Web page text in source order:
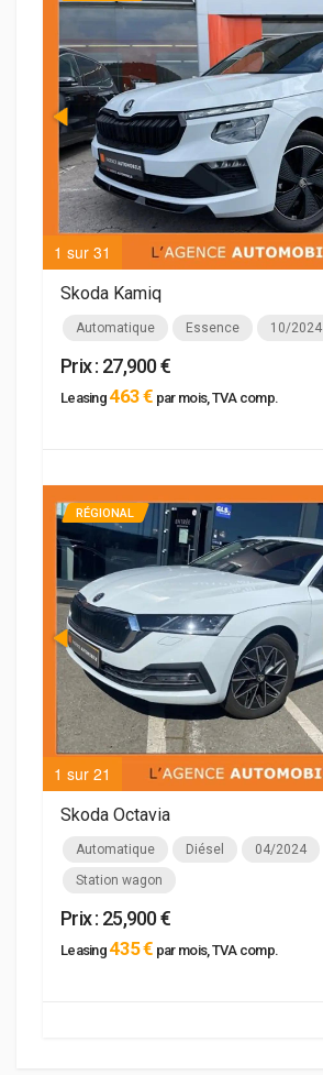
1 sur 31
Skoda Kamiq
Automatique Essence 10/2024
Prix : 27,900 €
Leasing 463 € par mois, TVA comp.
1 sur 21
RÉGIONAL
Skoda Octavia
Automatique Diésel 04/2024
Station wagon
Prix : 25,900 €
Leasing 435 € par mois, TVA comp.